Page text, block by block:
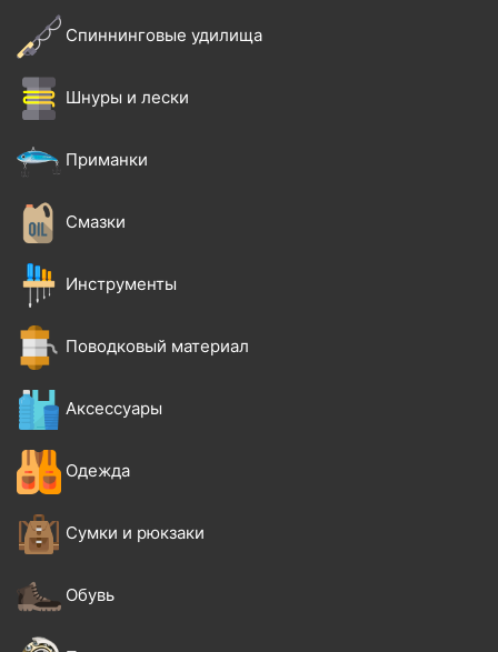
Спиннинговые удилища
Шнуры и лески
Приманки
Смазки
Инструменты
Поводковый материал
Аксессуары
Одежда
Сумки и рюкзаки
Обувь